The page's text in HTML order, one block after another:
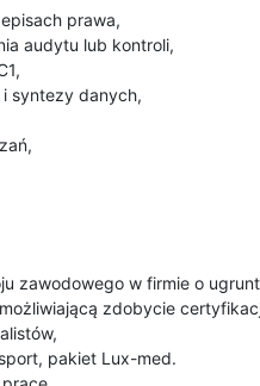
prawa,
audytu lub kontroli,
syntezy danych,
zawodowego w firmie o
zdobycie
pakiet Lux-med.